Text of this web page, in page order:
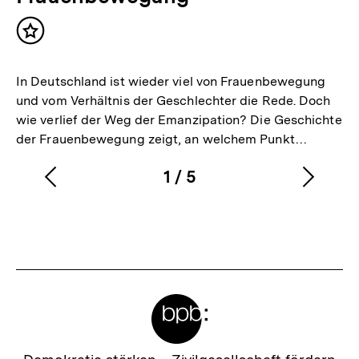
Inhalt
In Deutschland ist wieder viel von Frauenbewegung
und vom Verhältnis der Geschlechter die Rede. Doch
wie verlief der Weg der Emanzipation? Die Geschichte
der Frauenbewegung zeigt, an welchem Punkt…
Karussellinhalt
1
von
/ 5
Vorherigen